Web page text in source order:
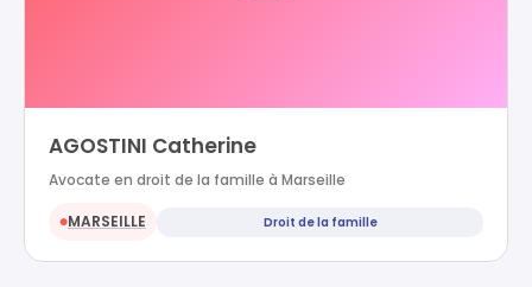
AGOSTINI Catherine
Avocate en droit de la famille à Marseille
●MARSEILLE Droit de la famille